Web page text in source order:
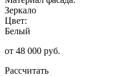
Зеркало
Цвет:
Белый
от 48 000 руб.
Рассчитать